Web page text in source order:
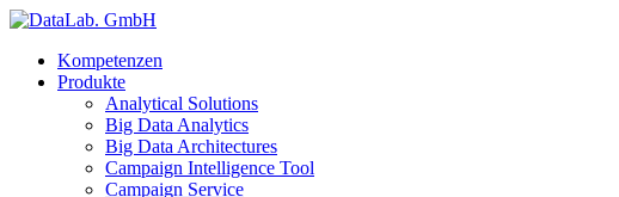
Kompetenzen
Produkte
Analytical Solutions
Big Data Analytics
Big Data Architectures
Campaign Intelligence Tool
Campaign Service